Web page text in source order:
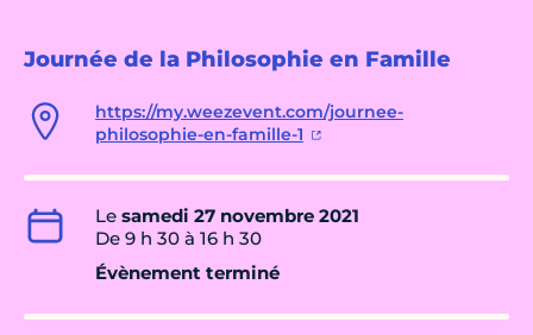
Journée de la Philosophie en Famille
https://my.weezevent.com/journee-
philosophie-en-famille-1
Le samedi 27 novembre 2021
De 9 h 30 à 16 h 30
Évènement terminé